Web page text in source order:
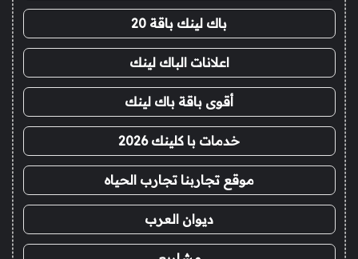
باك لينك باقة 20
اعلانات الباك لينك
أقوى باقة باك لينك
خدمات با كلينك 2026
موقع تجاربنا تجارب الحياه
ديوان العرب